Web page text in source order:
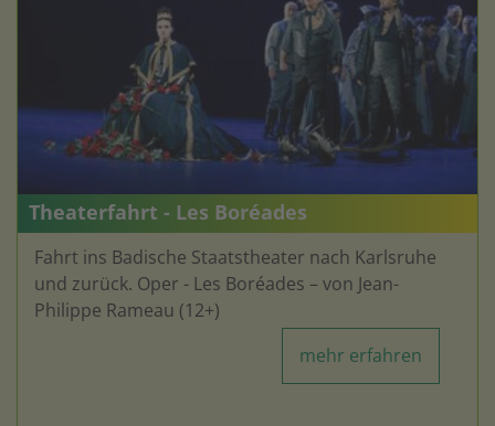
Theaterfahrt - Les Boréades
Fahrt ins Badische Staatstheater nach Karlsruhe
und zurück. Oper - Les Boréades – von Jean-
Philippe Rameau (12+)
mehr erfahren